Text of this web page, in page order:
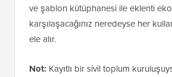
ve şablon kütüphanesi ile eklenti
karşılaşacağınız neredeyse her
ele alır.
Not: Kayıtlı bir sivil toplum